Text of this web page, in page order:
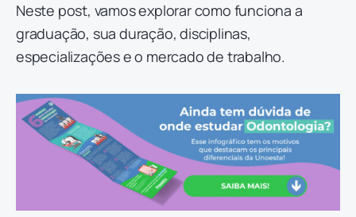
Neste post, vamos explorar como funciona a
graduação, sua duração, disciplinas,
especializações e o mercado de trabalho.